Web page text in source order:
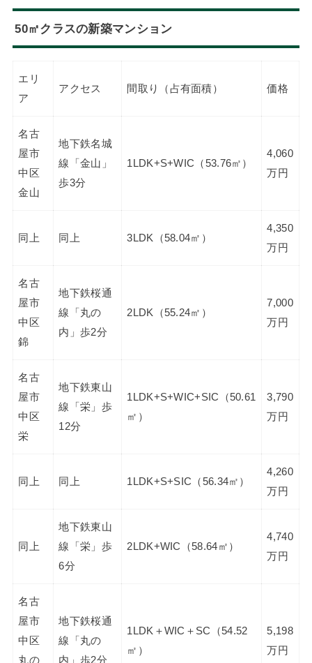
50㎡クラスの新築マンション
エリ
ア
アクセス 間取り（占有面積） 価格
名古
屋市
中区
金山
地下鉄名城
線「金山」
歩3分
1LDK+S+WIC（53.76㎡）
4,060
万円
同上 同上 3LDK（58.04㎡）
4,350
万円
名古
屋市
中区
錦
地下鉄桜通
線「丸の
内」歩2分
2LDK（55.24㎡）
7,000
万円
名古
屋市
中区
栄
地下鉄東山
線「栄」歩
12分
1LDK+S+WIC+SIC（50.61
㎡）
3,790
万円
同上 同上 1LDK+S+SIC（56.34㎡）
4,260
万円
同上
地下鉄東山
線「栄」歩
6分
2LDK+WIC（58.64㎡）
4,740
万円
名古
屋市
中区
丸の
地下鉄桜通
線「丸の
内」歩2分
1LDK＋WIC＋SC（54.52
㎡）
5,198
万円